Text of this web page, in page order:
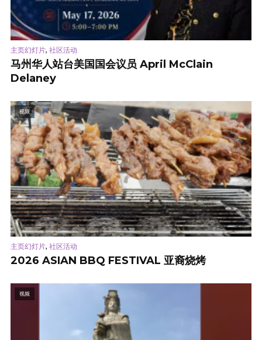
主页幻灯片, 社区活动
马州华人站台美国国会议员 April McClain
Delaney
视频
主页幻灯片, 社区活动
2026 ASIAN BBQ FESTIVAL 亚裔烧烤
视频